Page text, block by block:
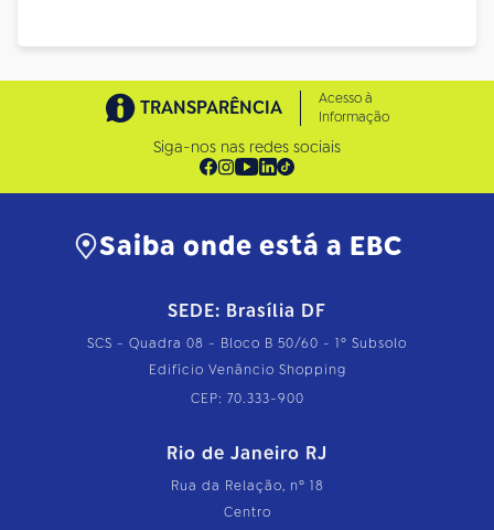
TRANSPARÊNCIA
Acesso à
Informação
Siga-nos nas redes sociais
Saiba onde está a EBC
SEDE: Brasília DF
SCS - Quadra 08 - Bloco B 50/60 - 1º Subsolo
Edifício Venâncio Shopping
CEP: 70.333-900
Rio de Janeiro RJ
Rua da Relação, nº 18
Centro